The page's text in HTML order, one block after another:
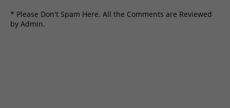
* Please Don't Spam Here. All the Comments are Reviewed
by Admin.